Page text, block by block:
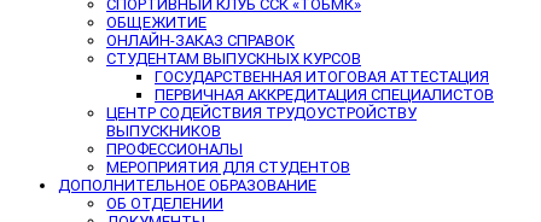
СПОРТИВНЫЙ КЛУБ ССК «ТОБМК»
ОБЩЕЖИТИЕ
ОНЛАЙН-ЗАКАЗ СПРАВОК
СТУДЕНТАМ ВЫПУСКНЫХ КУРСОВ
ГОСУДАРСТВЕННАЯ ИТОГОВАЯ АТТЕСТАЦИЯ
ПЕРВИЧНАЯ АККРЕДИТАЦИЯ СПЕЦИАЛИСТОВ
ЦЕНТР СОДЕЙСТВИЯ ТРУДОУСТРОЙСТВУ
ВЫПУСКНИКОВ
ПРОФЕССИОНАЛЫ
МЕРОПРИЯТИЯ ДЛЯ СТУДЕНТОВ
ДОПОЛНИТЕЛЬНОЕ ОБРАЗОВАНИЕ
ОБ ОТДЕЛЕНИИ